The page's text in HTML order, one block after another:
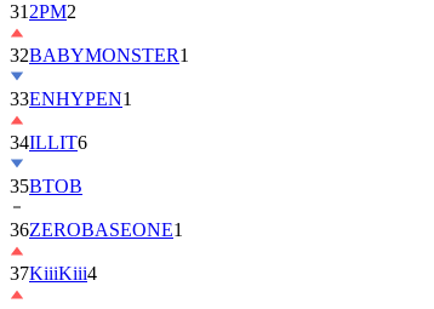
32 BABYMONSTER
33ENHYPEN1
34ILLIT6
35BTOB
36ZEROBASEONE
37KiiiKiii4
38Jung
Hae-